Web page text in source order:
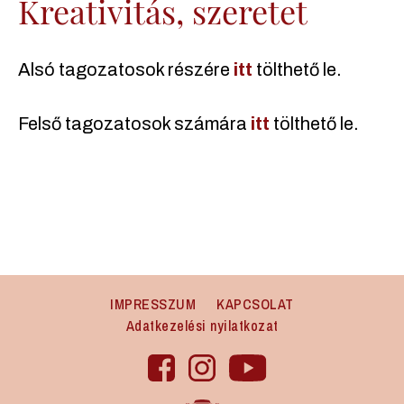
Kreativitás, szeretet
Alsó tagozatosok részére itt tölthető le.
Felső tagozatosok számára itt tölthető le.
IMPRESSZUM
KAPCSOLAT
Adatkezelési nyilatkozat